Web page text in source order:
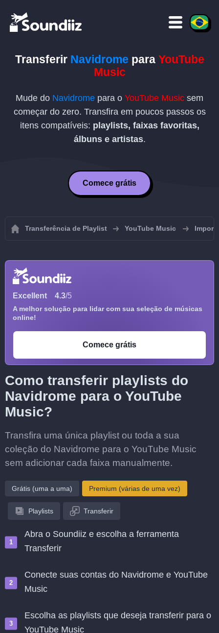
Transferir Navidrome para YouTube
Music
Mude do Navidrome para o YouTube Music sem
começar do zero. Transfira em poucos passos os
itens compatíveis: playlists, faixas favoritas,
álbuns e artistas.
Comece grátis
Transferência de Playlist YouTube Music
Excellent 4.3/5
A melhor solução para lidar com sua seleção de músicas
online!
Comece grátis
Como transferir playlists do
Navidrome para o YouTube
Music?
Transfira uma única playlist ou toda a sua
coleção do Navidrome para o YouTube Music
sem adicionar cada faixa manualmente.
Grátis (uma a uma) Premium (várias de uma vez)
Playlists Transferir
Abra o Soundiiz e escolha a ferramenta
Transferir
Conecte suas contas do Navidrome e YouTube
Music
Escolha as playlists que deseja transferir para o
YouTube Music